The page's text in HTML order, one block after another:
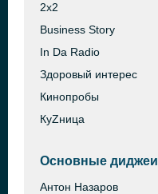
2х2
Business Story
In Da Radio
Здоровый интерес
Кинопробы
КуZница
Основные диджеи
Антон Назаров